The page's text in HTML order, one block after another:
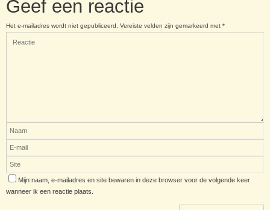
Geef een reactie
Het e-mailadres wordt niet gepubliceerd. Vereiste velden zijn gemarkeerd met *
Mijn naam, e-mailadres en site bewaren in deze browser voor de volgende keer
wanneer ik een reactie plaats.